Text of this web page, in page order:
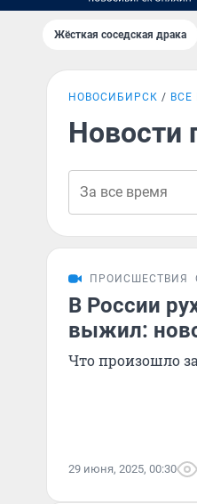
Жёсткая соседская драка
НОВОСИБИРСК ВСЕ
Новости
ПРОИСШЕСТВИЯ
В России
выжил:
Что произошло
29 июня, 2025, 00:30